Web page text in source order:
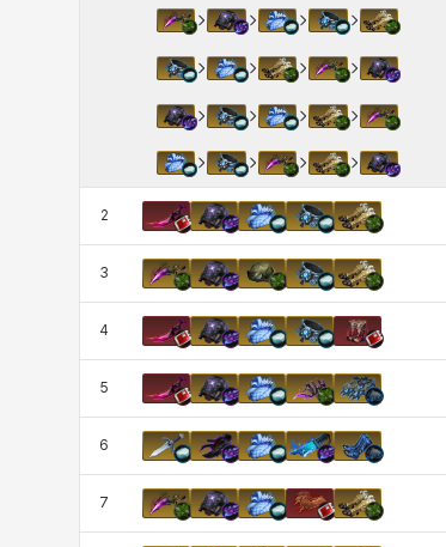
2
3
4
5
6
7